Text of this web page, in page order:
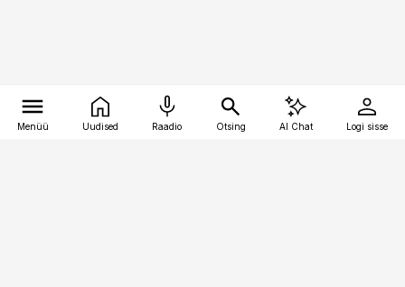
Menüü Uudised Raadio Otsing AI Chat Logi sisse